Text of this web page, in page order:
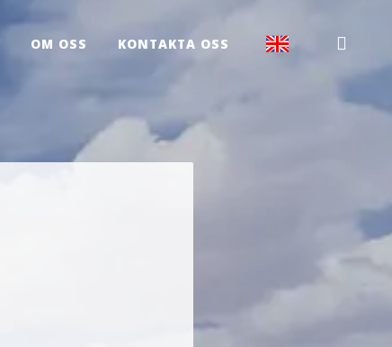
OM OSS KONTAKTA OSS